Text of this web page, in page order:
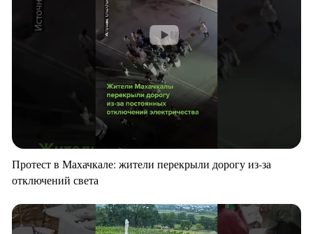
Протест в Махачкале: жители перекрыли дорогу из-за
отключений света